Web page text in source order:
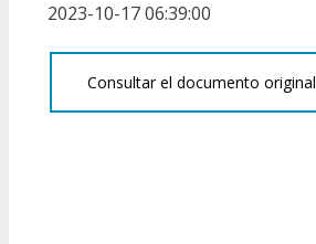
2023-10-17 06:39:00
Consultar el documento original